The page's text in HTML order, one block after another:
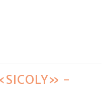
-